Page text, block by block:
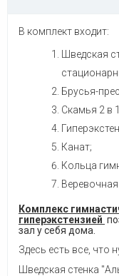
В комплект входит:
Шведская
Брусья-
Скамья 2 в
Канат;
Кольца
Комплекс
гиперэкстензией
зал у себя дома.
Здесь есть все, что
Шведская стенка